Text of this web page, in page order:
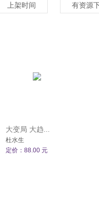
上架时间 有资源
大变局 大趋...
杜水生
定价：88.00 元